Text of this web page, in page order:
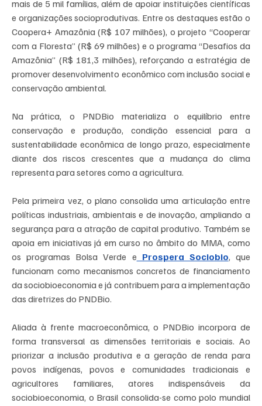
mais de 5 mil famílias, além de apoiar instituições científicas
e organizações socioprodutivas. Entre os destaques estão o
Coopera+ Amazônia (R$ 107 milhões), o projeto “Cooperar
com a Floresta” (R$ 69 milhões) e o programa “Desafios da
Amazônia” (R$ 181,3 milhões), reforçando a estratégia de
promover desenvolvimento econômico com inclusão social e
conservação ambiental.
Na prática, o PNDBio materializa o equilíbrio entre
conservação e produção, condição essencial para a
sustentabilidade econômica de longo prazo, especialmente
diante dos riscos crescentes que a mudança do clima
representa para setores como a agricultura.
Pela primeira vez, o plano consolida uma articulação entre
políticas industriais, ambientais e de inovação, ampliando a
segurança para a atração de capital produtivo. Também se
apoia em iniciativas já em curso no âmbito do MMA, como
os programas Bolsa Verde e Prospera Sociobio, que
funcionam como mecanismos concretos de financiamento
da sociobioeconomia e já contribuem para a implementação
das diretrizes do PNDBio.
Aliada à frente macroeconômica, o PNDBio incorpora de
forma transversal as dimensões territoriais e sociais. Ao
priorizar a inclusão produtiva e a geração de renda para
povos indígenas, povos e comunidades tradicionais e
agricultores familiares, atores indispensáveis da
sociobioeconomia, o Brasil consolida-se como polo mundial